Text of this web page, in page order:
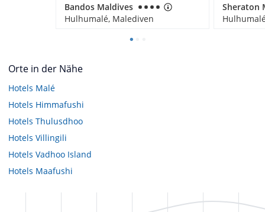
Bandos Maldives
Hulhumalé, Malediven
Orte in der Nähe
Hotels Malé
Hotels Himmafushi
Hotels Thulusdhoo
Hotels Villingili
Hotels Vadhoo Island
Hotels Maafushi